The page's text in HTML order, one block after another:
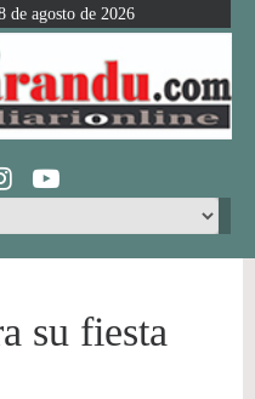
de agosto de 2026
su fiesta